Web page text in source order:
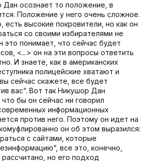
Дан осознает то положение, в
Положение у него очень сложное.
есть высокие покровители, но как он
со своими избирателями не
это понимает, что сейчас будет
<...> он на эти вопросы ответить
И знаете, как в американских
полицейские хватают и
сейчас скажете, все будет
вас“. Вот так Никушор Дан
бы он сейчас ни говорил
информационных
против него. Поэтому он идет на
он об этом выразился:
с сайтами, которые
все это, конечно,
рассчитано, но его подход